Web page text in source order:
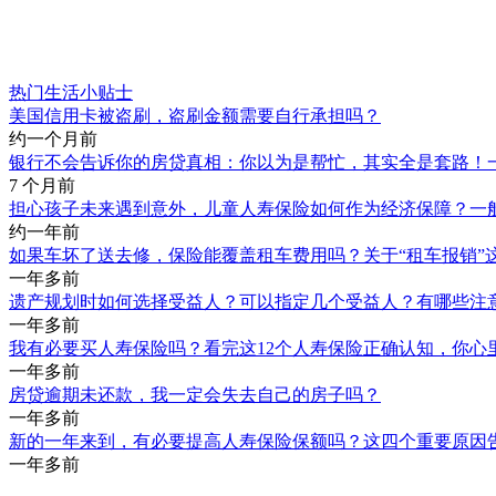
热门生活小贴士
美国信用卡被盗刷，盗刷金额需要自行承担吗？
约一个月前
银行不会告诉你的房贷真相：你以为是帮忙，其实全是套路！
7 个月前
担心孩子未来遇到意外，儿童人寿保险如何作为经济保障？
约一年前
如果车坏了送去修，保险能覆盖租车费用吗？关于“租车报销”
一年多前
遗产规划时如何选择受益人？可以指定几个受益人？有哪些注
一年多前
我有必要买人寿保险吗？看完这12个人寿保险正确认知，你心
一年多前
房贷逾期未还款，我一定会失去自己的房子吗？
一年多前
新的一年来到，有必要提高人寿保险保额吗？这四个重要原因
一年多前